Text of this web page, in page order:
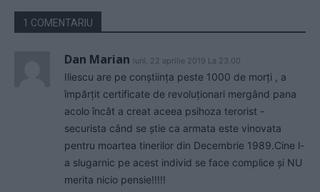
1 COMENTARIU
Dan Marian luni, 22 aprilie 2019 La 23.00
Iliescu are pe conștiința peste 1000 de morți , a
împărțit certificate de revoluționari mergând pana
acolo încât a creat aceea psihoza terorist -
securista când se știe ca armata este vinovata
pentru moartea tinerilor din Decembrie 1989.Cine l-
a slugarnic pe acest individ se face complice și NU
merita nicio pensie!!!!!